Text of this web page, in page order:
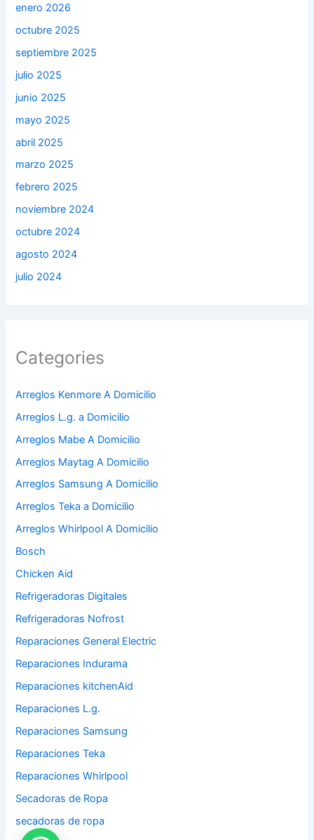
enero 2026
octubre 2025
septiembre 2025
julio 2025
junio 2025
mayo 2025
abril 2025
marzo 2025
febrero 2025
noviembre 2024
octubre 2024
agosto 2024
julio 2024
Categories
Arreglos Kenmore A Domicilio
Arreglos L.g. a Domicilio
Arreglos Mabe A Domicilio
Arreglos Maytag A Domicilio
Arreglos Samsung A Domicilio
Arreglos Teka a Domicilio
Arreglos Whirlpool A Domicilio
Bosch
Chicken Aid
Refrigeradoras Digitales
Refrigeradoras Nofrost
Reparaciones General Electric
Reparaciones Indurama
Reparaciones kitchenAid
Reparaciones L.g.
Reparaciones Samsung
Reparaciones Teka
Reparaciones Whirlpool
Secadoras de Ropa
secadoras de ropa